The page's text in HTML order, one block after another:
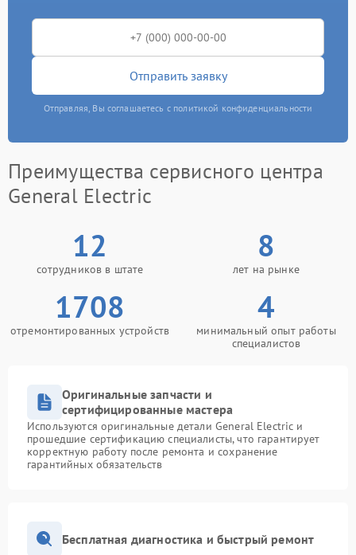
Отправить заявку
Отправляя, Вы соглашаетесь с политикой конфиденциальности
Преимущества сервисного центра
General Electric
12
сотрудников в штате
8
лет на рынке
1708
отремонтированных устройств
4
минимальный опыт работы
специалистов
Оригинальные запчасти и
сертифицированные мастера
Используются оригинальные детали General Electric и
прошедшие сертификацию специалисты, что гарантирует
корректную работу после ремонта и сохранение
гарантийных обязательств
Бесплатная диагностика и быстрый ремонт